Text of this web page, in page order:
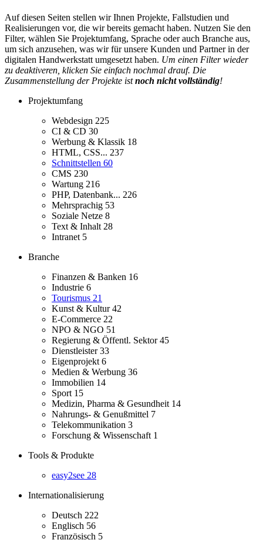
Auf diesen Seiten stellen wir Ihnen Projekte, Fallstudien und
Realisierungen vor, die wir bereits gemacht haben. Nutzen Sie den
Filter, wählen Sie Projektumfang, Sprache oder auch Branche aus,
um sich anzusehen, was wir für unsere Kunden und Partner in der
digitalen Handwerkstatt umgesetzt haben. Um einen Filter wieder
zu deaktiveren, klicken Sie einfach nochmal drauf. Die
Zusammenstellung der Projekte istnoch nicht vollständig!
Projektumfang
Webdesign 225
CI & CD 30
Werbung & Klassik 18
HTML, CSS... 237
Schnittstellen 60
CMS 230
Wartung 216
PHP, Datenbank... 226
Mehrsprachig 53
Soziale Netze 8
Text & Inhalt 28
Intranet 5
Branche
Finanzen & Banken 16
Industrie 6
Tourismus 21
Kunst & Kultur42
E-Commerce 22
NPO & NGO 51
Regierung & Öffentl. Sektor45
Dienstleister33
Eigenprojekt 6
Medien & Werbung 36
Immobilien 14
Sport 15
Medizin, Pharma & Gesundheit 14
Nahrungs- & Genußmittel 7
Telekommunikation 3
Forschung & Wissenschaft 1
Tools & Produkte
easy2see 28
Internationalisierung
Deutsch 222
Englisch 56
Französisch 5